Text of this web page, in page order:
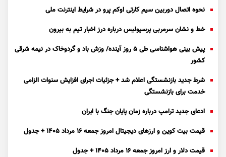
نحوه اتصال دوربین سیم کارتی اوکم پرو در شرایط اینترنت ملی
خط و نشان سرمربی پرسپولیس درباره درز اخبار تیم به بیرون
پیش بینی هواشناسی طی ۵ روز آینده/ وزش باد و گردوخاک در نیمه شرقی
کشور
شرط جدید بازنشستگی اعلام شد + جزئیات اجرای افزایش سنوات الزامی
خدمت برای بازنشستگی
ادعای جدید ترامپ درباره زمان پایان جنگ با ایران
قیمت بیت کوین و ارز‌های دیجیتال امروز جمعه ۱۶ مرداد ۱۴۰۵ + جدول
قیمت دلار و ارز امروز جمعه ۱۶ مرداد ۱۴۰۵ + جدول